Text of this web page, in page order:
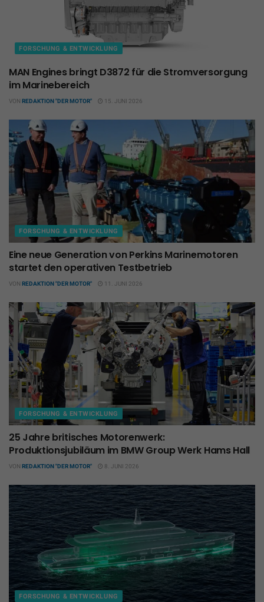
FORSCHUNG & ENTWICKLUNG
MAN Engines bringt D3872 für die Stromversorgung
im Marinebereich
VON REDAKTION "DER MOTOR" 15. JUNI 2026
FORSCHUNG & ENTWICKLUNG
Eine neue Generation von Perkins Marinemotoren
startet den operativen Testbetrieb
VON REDAKTION "DER MOTOR" 11. JUNI 2026
FORSCHUNG & ENTWICKLUNG
25 Jahre britisches Motorenwerk:
Produktionsjubiläum im BMW Group Werk Hams Hall
VON REDAKTION "DER MOTOR" 8. JUNI 2026
FORSCHUNG & ENTWICKLUNG